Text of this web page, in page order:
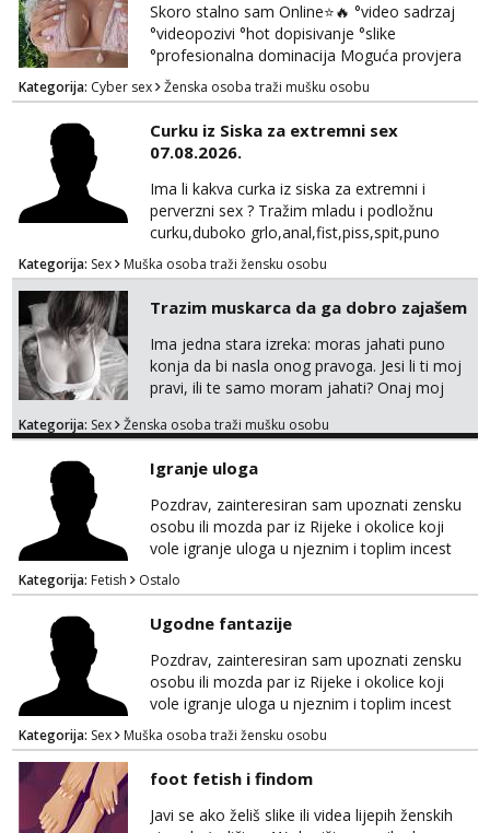
Skoro stalno sam Online⭐🔥 °video sadrzaj
°videopozivi °hot dopisivanje °slike
°profesionalna dominacija Moguća provjera
videopozivom, no ako se nakon toga ne
javite, vise vam ju ne radim 😉 100% prava i
diskretna. Probaj me jednom, nećeš moći bez
mene 😜😇 Nemojte me pitati za uzivo, jer to
ne radim. 0998785600 javljanje isključivo
porukom na WhatsApp🩷
Kategorija: Cyber sex Ženska osoba traži mušku osobu
Curku iz Siska za extremni sex
07.08.2026.
Ima li kakva curka iz siska za extremni i
perverzni sex ? Tražim mladu i podložnu
curku,duboko grlo,anal,fist,piss,spit,puno
pljuvačke,ulja i pissa,volim isto tako masažu
prostate,rimyob,extremno full perverzno,bez
tabua,najlonke crne i visoke sexy štikle
obavezno imati na sebi,za početak s.t.o
nudim za druženje večeras,noć kod
mene,javljanje isključivo pozivom
Kategorija: Sex Muška osoba traži žensku osobu
Trazim muskarca da ga dobro zajašem
Ima jedna stara izreka: moras jahati puno
konja da bi nasla onog pravoga. Jesi li ti moj
pravi, ili te samo moram jahati? Onaj moj
na sexdater link i javi mi se tamo....
Kategorija: Sex Ženska osoba traži mušku osobu
Igranje uloga
Pozdrav, zainteresiran sam upoznati zensku
osobu ili mozda par iz Rijeke i okolice koji
vole igranje uloga u njeznim i toplim incest
pricama, izgled nebitan, bitno je da znas sto
zelis i da se volis zabavljati. Javitese na mail,
viber, wapp ili zovite. Samo ozbiljni, hvala
Kategorija: Fetish Ostalo
Ugodne fantazije
Pozdrav, zainteresiran sam upoznati zensku
osobu ili mozda par iz Rijeke i okolice koji
vole igranje uloga u njeznim i toplim incest
pricama, izgled nebitan, bitno je da znas sto
zelis i da se volis zabavljati. Javitese na mail,
viber, wapp ili zovite. Samo ozbiljni, hvala
Kategorija: Sex Muška osoba traži žensku osobu
foot fetish i findom
Javi se ako želiš slike ili videa lijepih ženskih